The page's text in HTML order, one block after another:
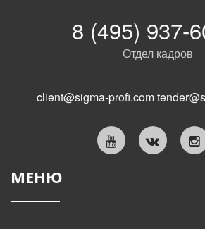
8 (495) 937-
Отдел кадров
client@sigma-profi.com
МЕНЮ